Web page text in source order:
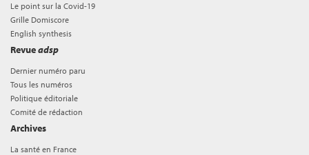
Le point sur la Covid-19
Grille Domiscore
English synthesis
Revueadsp
Dernier numéro paru
Tous les numéros
Politique éditoriale
Comité de rédaction
Archives
La santé en France